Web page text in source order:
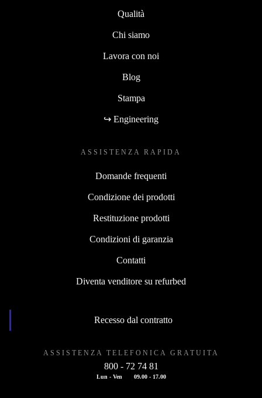
Qualità
Chi siamo
Lavora con noi
Blog
Stampa
↪ Engineering
ASSISTENZA RAPIDA
Domande frequenti
Condizione dei prodotti
Restituzione prodotti
Condizioni di garanzia
Contatti
Diventa venditore su refurbed
Recesso dal contratto
ASSISTENZA TELEFONICA GRATUITA
800 - 72 74 81
Lun - Ven 09.00 - 17.00